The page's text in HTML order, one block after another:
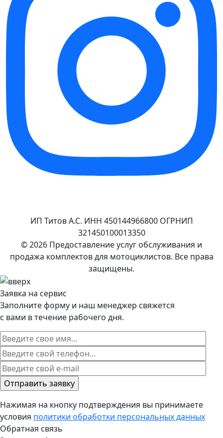
ИП Титов А.С. ИНН 450144966800 ОГРНИП
321450100013350
© 2026 Предоставление услуг обслуживания и
продажа комплектов для мотоциклистов. Все права
защищены.
Заявка на сервис
Заполните форму и наш менеджер свяжется
с вами в течение рабочего дня.
Нажимая на кнопку подтверждения вы принимаете
условия политики обработки персональных данных
Обратная связь